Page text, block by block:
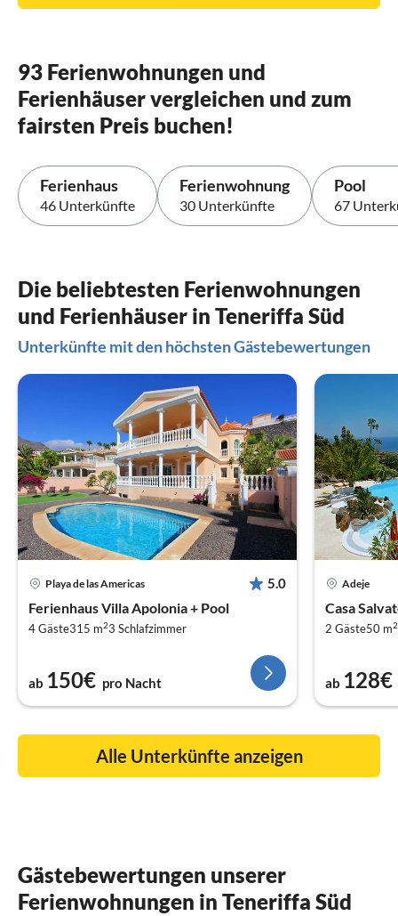
93 Ferienwohnungen und
Ferienhäuser vergleichen und zum
fairsten Preis buchen!
Ferienhaus
46 Unterkünfte
Ferienwohnung
30 Unterkünfte
Pool
67
Die beliebtesten Ferienwohnungen
und Ferienhäuser in Teneriffa Süd
Unterkünfte mit den höchsten Gästebewertungen
Playa de las Americas 5.0
Ferienhaus Villa Apolonia + Pool
4 Gäste315 m23 Schlafzimmer
ab 150€ pro Nacht
Adeje
Casa
2 Gäste50 m2
ab 128€
Alle Unterkünfte anzeigen
Gästebewertungen unserer
Ferienwohnungen in Teneriffa Süd